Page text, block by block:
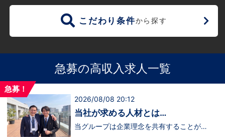
こだわり条件から探す
急募の高収入求人一覧
急募！
2026/08/08 20:12
当社が求める人材とは…
当グループは企業理念を共有することがで